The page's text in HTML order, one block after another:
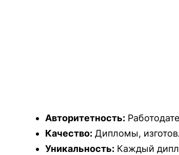
Авторитетность:
Качество: Дипломы,
Уникальность: Каждый